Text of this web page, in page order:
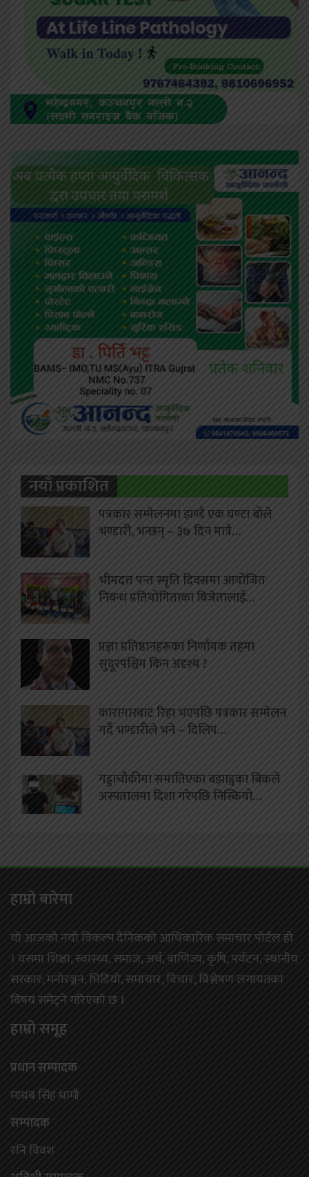
नयाँ प्रकाशित
पत्रकार सम्मेलनमा झण्डै एक घण्टा बोले
भण्डारी, भन्छन् – ३७ दिन मात्रै…
भीमदत्त पन्त स्मृति दिवसमा आयोजित
निबन्ध प्रतियोगिताका बिजेतालाई…
प्रज्ञा प्रतिष्ठानहरूका निर्णायक तहमा
सुदूरपश्चिम किन अदृश्य ?
कारागारबाट रिहा भएपछि पत्रकार सम्मेलन
गर्दै भण्डारीले भने – दिलिप…
गड्डाचौकीमा समातिएका बझाङ्गका बिकले
अस्पतालमा दिशा गरेपछि निस्कियो…
हाम्राे बारेमा
यो आजको नयाँ विकल्प दैनिकको आधिकारिक समाचार पोर्टल हो
। यसमा शिक्षा, स्वास्थ्य, समाज, अर्थ, बाणिज्य, कृषि, पर्यटन, स्थानीय
सरकार, मनोरञ्जन, भिडियो, समाचार, विचार, विश्लेषण लगायतका
विषय समेट्ने गरिएको छ ।
हाम्राे समूह
प्रधान सम्पादक
माधब सिंह धामी
सम्पादक
रनि विवश